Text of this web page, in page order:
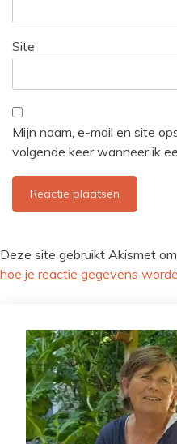
Site
Mijn naam, e-mail en site
volgende keer wanneer ik
Deze site gebruikt Akismet
hoe je reactie gegevens